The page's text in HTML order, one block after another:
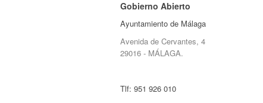
Gobierno Abierto
Ayuntamiento de Málaga
Avenida de Cervantes, 4
29016 - MÁLAGA.
Tlf: 951 926 010